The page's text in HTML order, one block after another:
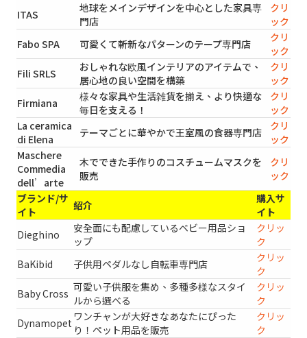
ITAS
地球をメインデザインを中心とした家具専
門店
クリ
ック
Fabo SPA
可愛くて斬新なパターンのテープ専門店
クリ
ック
Fili SRLS
おしゃれな欧風インテリアのアイテムで、
居心地の良い空間を構築
クリ
ック
Firmiana
様々な家具や生活雑貨を揃え、より快適な
毎日を支える！
クリ
ック
La ceramica
di Elena
テーマごとに華やかで王室風の食器専門店
クリ
ック
Maschere
Commedia
dell’arte
木でできた手作りのコスチュームマスクを
販売
クリ
ック
ブランド/サ
イト
紹介
購入サ
イト
Dieghino
安全面にも配慮しているベビー用品ショ
ップ
クリッ
ク
BaKibid
子供用ペダルなし自転車専門店
クリッ
ク
Baby Cross 可愛い子供服を集め、多種多様なスタイ
ルから選べる
クリッ
ク
Dynamopet ワンチャンが大好きなあなたにぴった
り！ペット用品を販売
クリッ
ク